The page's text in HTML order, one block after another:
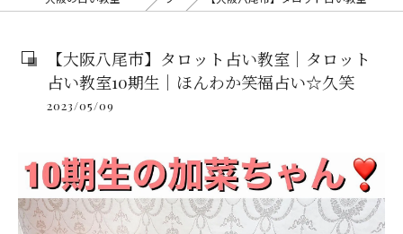
【大阪八尾市】タロット占い教室｜タロット
占い教室10期生｜ほんわか笑福占い☆久笑
2023/05/09